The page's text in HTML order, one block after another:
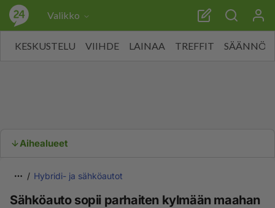
Valikko
KESKUSTELU VIIHDE LAINAA TREFFIT SÄÄNNÖT
Aihealueet
Hybridi- ja sähköautot
Sähköauto sopii parhaiten kylmään maahan